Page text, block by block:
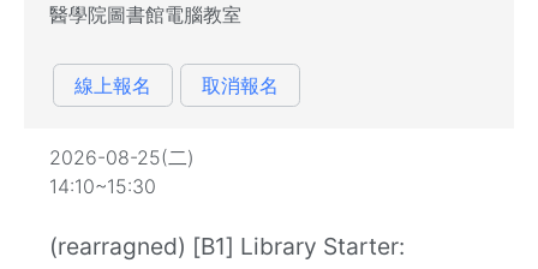
醫學院圖書館電腦教室
線上報名 取消報名
2026-08-25(二)
14:10~15:30
(rearragned) [B1] Library Starter: